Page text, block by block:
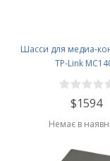
Шасси для медиа-
TP-Link
$1594
Немає в